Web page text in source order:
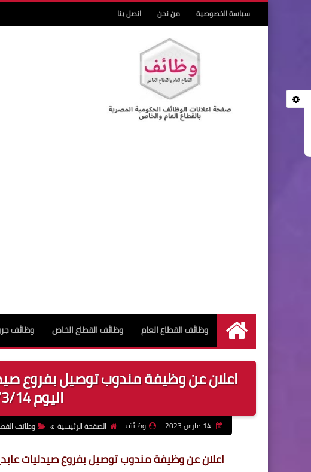
سياسة الخصوصية من نحن اتصل بنا
الرئيسية
وظائف القطاع العام وظائف القطاع الخاص وظائف
اعلان عن وظيفة مندوب توصيل بفروع
اليوم 2023/3/14
14 مارس 2023 وظائف الصفحة الرئيسية وظائف
اعلان عن وظيفة مندوب توصيل بفروع صيدليات عابدين